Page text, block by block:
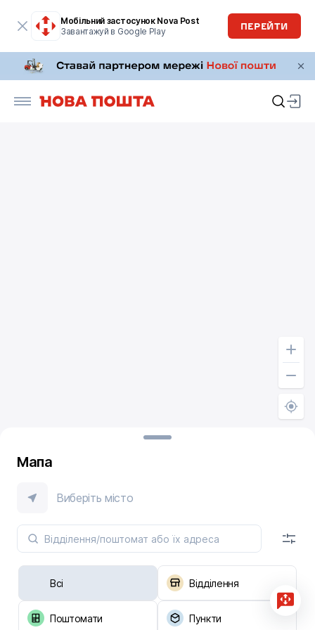
Мобільний застосунок Nova Post
Завантажуй в Google Play
ПЕРЕЙТИ
Мапа
Виберіть місто
Всі Відділення
Поштомати Пункти